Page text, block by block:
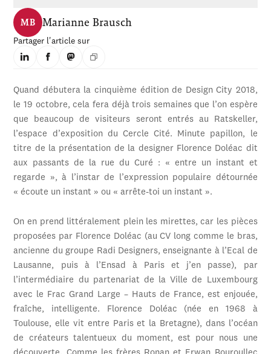
MB Marianne Brausch
Partager l'article sur
Quand débutera la cinquième édition de Design City 2018,
le 19 octobre, cela fera déjà trois semaines que l’on espère
que beaucoup de visiteurs seront entrés au Ratskeller,
l’espace d’exposition du Cercle Cité. Minute papillon, le
titre de la présentation de la designer Florence Doléac dit
aux passants de la rue du Curé : « entre un instant et
regarde », à l’instar de l’expression populaire détournée
« écoute un instant » ou « arrête-toi un instant ».
On en prend littéralement plein les mirettes, car les pièces
proposées par Florence Doléac (au CV long comme le bras,
ancienne du groupe Radi Designers, enseignante à l’Ecal de
Lausanne, puis à l’Ensad à Paris et j’en passe), par
l’intermédiaire du partenariat de la Ville de Luxembourg
avec le Frac Grand Large – Hauts de France, est enjouée,
fraîche, intelligente. Florence Doléac (née en 1968 à
Toulouse, elle vit entre Paris et la Bretagne), dans l’océan
de créateurs talentueux du moment, est pour nous une